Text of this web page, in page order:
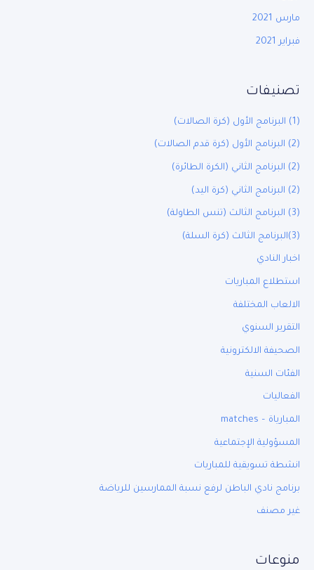
مارس 2021
فبراير 2021
تصنيفات
اخبار النادي
استطلاع المباريات
الالعاب المختلفة
التقرير السنوي
الصحيفة الالكترونية
الفئات السنية
الفعاليات
المبارياة – matches
المسؤولية الإجتماعية
انشطة تسويقية للمباريات
برنامج نادي الباطن لرفع نسبة الممارسين للرياضة
غير مصنف
منوعات